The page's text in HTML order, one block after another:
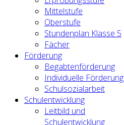
Mittelstufe
Oberstufe
Stundenplan Klasse 5
Fächer
Förderung
Begabtenförderung
Individuelle Förderung
Schulsozialarbeit
Schulentwicklung
Leitbild und
Schulentwicklung